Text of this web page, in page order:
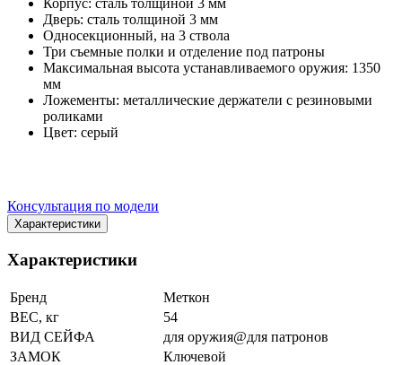
Корпус: сталь толщиной 3 мм
Дверь: сталь толщиной 3 мм
Односекционный, на 3 ствола
Три съемные полки и отделение под патроны
Максимальная высота устанавливаемого оружия: 1350
мм
Ложементы: металлические держатели с резиновыми
роликами
Цвет: серый
Консультация по модели
Характеристики
Характеристики
Бренд
Меткон
ВЕС, кг
54
ВИД СЕЙФА
для оружия@для патронов
ЗАМОК
Ключевой